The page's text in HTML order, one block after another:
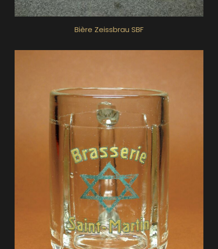
Bière Zeissbrau SBF